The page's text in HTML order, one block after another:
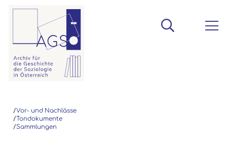
/Vor- und Nachlässe
/Tondokumente
/Sammlungen